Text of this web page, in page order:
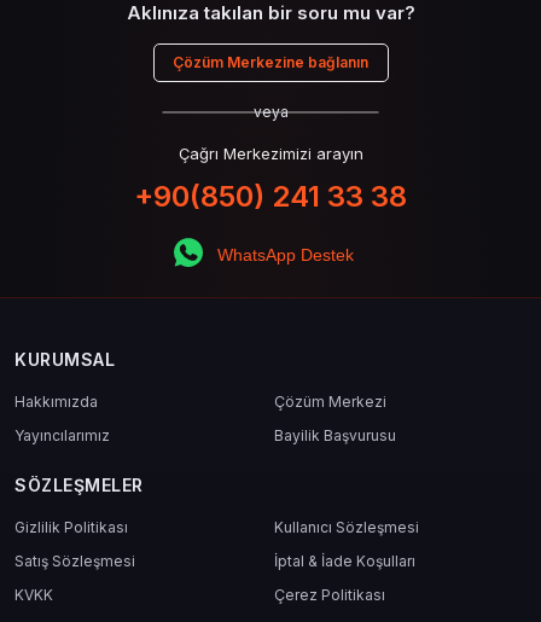
Aklınıza takılan bir soru mu var?
Çözüm Merkezine bağlanın
veya
Çağrı Merkezimizi arayın
+90(850) 241 33 38
WhatsApp Destek
KURUMSAL
Hakkımızda
Çözüm Merkezi
Yayıncılarımız
Bayilik Başvurusu
SÖZLEŞMELER
Gizlilik Politikası
Kullanıcı Sözleşmesi
Satış Sözleşmesi
İptal & İade Koşulları
KVKK
Çerez Politikası